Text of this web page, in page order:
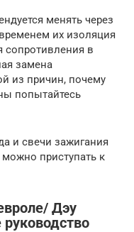
менять через
их изоляция
сопротивления в
замена
из причин, почему
попытайтесь
и свечи зажигания
приступать к
Дэу